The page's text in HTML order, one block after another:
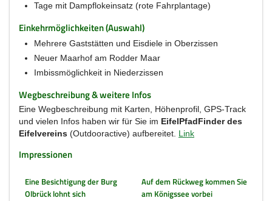
Tage mit Dampflokeinsatz (rote Fahrplantage)
Einkehrmöglichkeiten (Auswahl)
Mehrere Gaststätten und Eisdiele in Oberzissen
Neuer Maarhof am Rodder Maar
Imbissmöglichkeit in Niederzissen
Wegbeschreibung & weitere Infos
Eine Wegbeschreibung mit Karten, Höhenprofil, GPS-Track
und vielen Infos haben wir für Sie im EifelPfadFinder des
Eifelvereins (Outdooractive) aufbereitet. Link
Impressionen
Eine Besichtigung der Burg
Olbrück lohnt sich
Auf dem Rückweg kommen Sie
am Königssee vorbei